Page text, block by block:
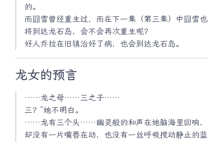
的。
而囧雪曾经重生过，而在下一集（第三集）中囧雪也
将到达龙石岛，会不会再次重生呢？
好人乔拉在旧镇治好了病，也会到达龙石岛。
龙女的预言
……龙之母……三之子……
三？”她不明白。
……龙有三个头……幽灵般的和声在她脑海里回响，
却没有一片嘴唇在动，也没有一丝呼吸搅动静止的蓝